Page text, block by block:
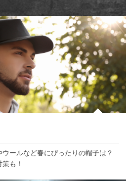
ウールなど春にぴったりの帽子は？
も！